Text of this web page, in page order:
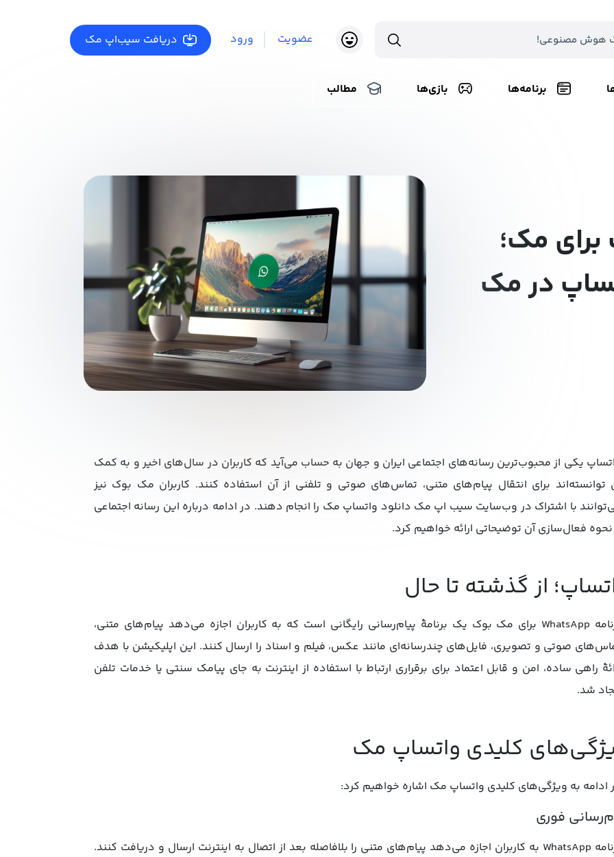
عضویت ورود دریافت سیب‌اپ مک
برنامه‌ها بازی‌ها مطالب
برای مک؛
در مک
یکی از محبوب‌ترین رسانه‌های اجتماعی ایران و جهان به حساب می‌آید که کاربران در سال‌های اخیر و به کمک
توانسته‌اند برای انتقال پیام‌های متنی، تماس‌های صوتی و تلفنی از آن استفاده کنند. کاربران مک بوک نیز
با اشتراک در وب‌سایت سیب اپ مک دانلود واتساپ مک را انجام دهند. در ادامه درباره این رسانه اجتماعی
فعال‌سازی آن توضیحاتی ارائه خواهیم کرد.
از گذشته تا حال
برنامه WhatsApp برای مک بوک یک برنامۀ پیام‌رسانی رایگانی است که به کاربران اجازه می‌دهد پیام‌های متنی،
صوتی و تصویری، فایل‌های چندرسانه‌ای مانند عکس، فیلم و اسناد را ارسال کنند. این اپلیکیشن با هدف
راهی ساده، امن و قابل اعتماد برای برقراری ارتباط با استفاده از اینترنت به جای پیامک سنتی یا خدمات تلفن
شد.
کلیدی واتساپ مک
ادامه به ویژگی‌های کلیدی واتساپ مک اشاره خواهیم کرد:
فوری
برنامه WhatsApp به کاربران اجازه می‌دهد پیام‌های متنی را بلافاصله بعد از اتصال به اینترنت ارسال و دریافت کنند.